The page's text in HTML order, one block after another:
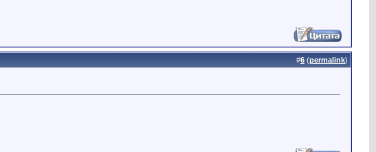
#6 (permalink)